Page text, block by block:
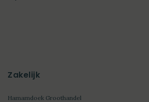
Zakelijk
Hamamdoek Groothandel